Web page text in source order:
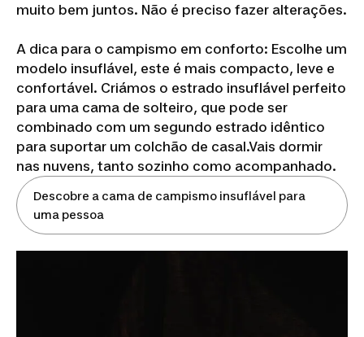
muito bem juntos. Não é preciso fazer alterações.
A dica para o campismo em conforto: Escolhe um
modelo insuflável, este é mais compacto, leve e
confortável. Criámos o estrado insuflável perfeito
para uma cama de solteiro, que pode ser
combinado com um segundo estrado idêntico
para suportar um colchão de casal.Vais dormir
nas nuvens, tanto sozinho como acompanhado.
Descobre a cama de campismo insuflável para
uma pessoa